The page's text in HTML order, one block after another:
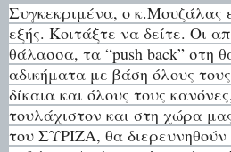
Συγκεκριμένα, ο κ.Μουζάλας
εξής. Κοιτάξτε να δείτε. Οι
θάλασσα, τα “push back” στη
αδικήματα με βάση όλους
δίκαια και όλους τους
τουλάχιστον και στη χώρα
του ΣΥΡΙΖΑ, θα διερευνηθούν